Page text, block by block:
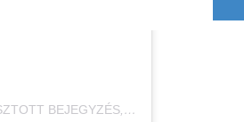
BEJEGYZÉS SZEPT 16., 2020,